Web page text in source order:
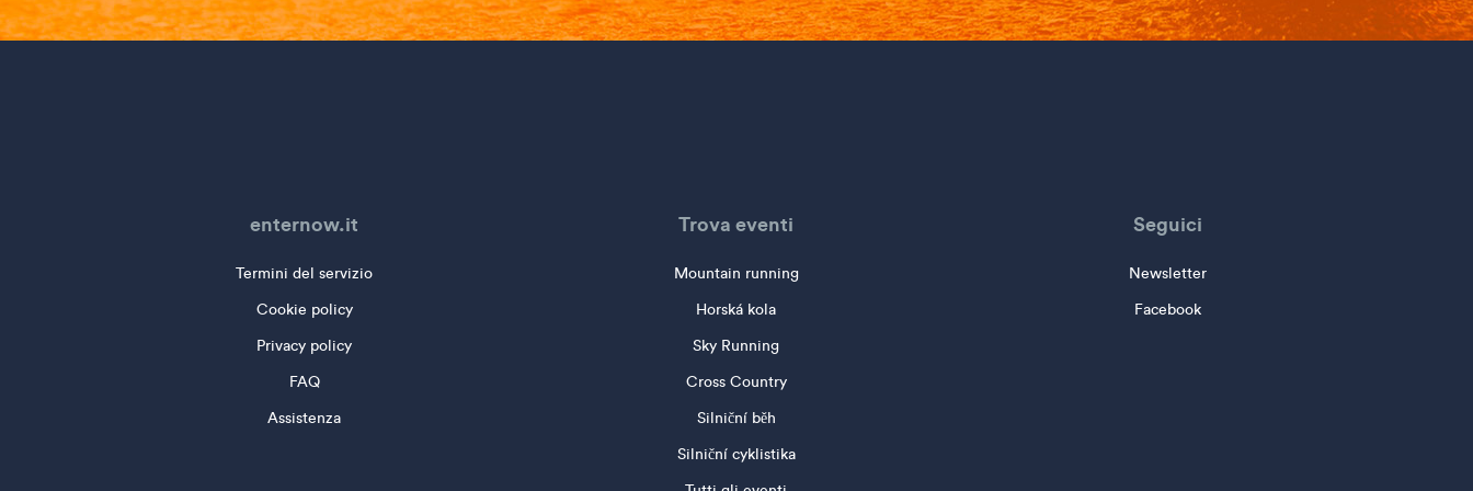
enternow.it
Termini del servizio
Cookie policy
Privacy policy
FAQ
Assistenza
Trova eventi
Mountain running
Horská kola
Sky Running
Cross Country
Silniční běh
Silniční cyklistika
Seguici
Newsletter
Facebook